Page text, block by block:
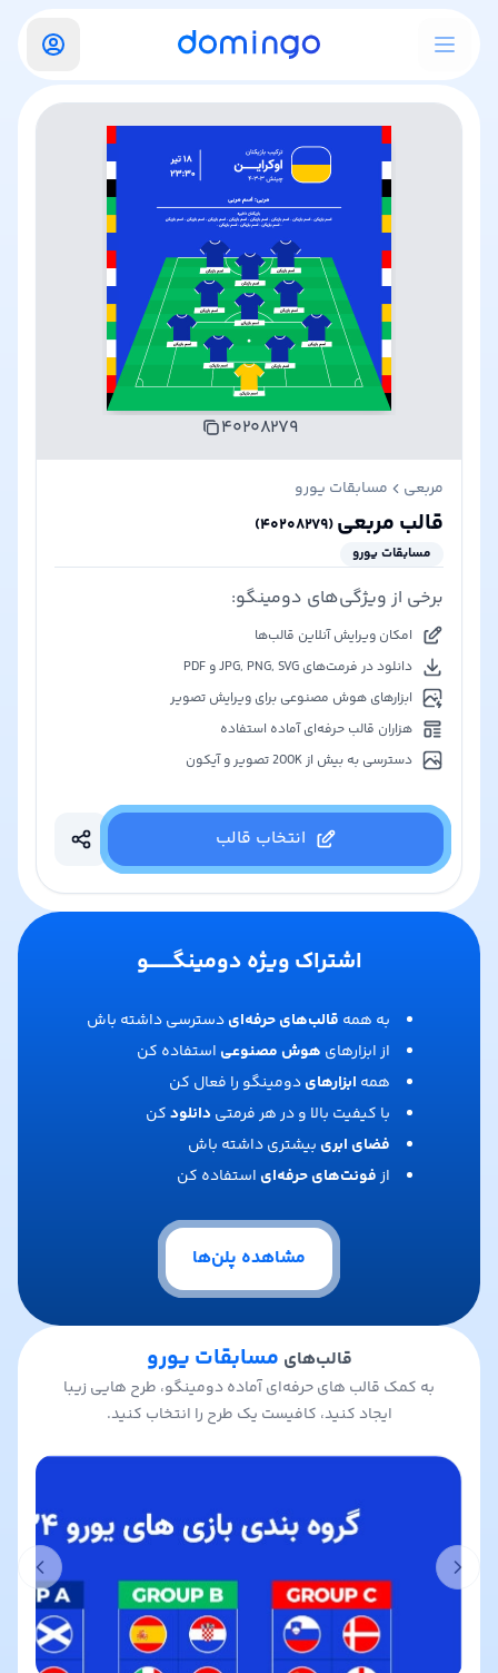
مربعی مسابقات یورو
قالب مربعی(۴۰۲۰۸۲۷۹)
مسابقات یورو
برخی از ویژگی‌های دومینگو:
امکان ویرایش آنلاین قالب‌ها
دانلود در فرمت‌های JPG, PNG, SVG و PDF
ابزارهای هوش مصنوعی برای ویرایش تصویر
هزاران قالب حرفه‌ای آماده استفاده
دسترسی به بیش از 200K تصویر و آیکون
انتخاب قالب
۴۰۲۰۸۲۷۹
اشتراک ویژه دومینگـــــــو
به همه قالب‌های حرفه‌ایدسترسی داشته باش
از ابزارهای هوش مصنوعی استفاده کن
همه ابزارهایدومینگو را فعال کن
با کیفیت بالا و در هر فرمتی دانلودکن
فضای ابری بیشتری داشته باش
ازفونت‌های حرفه‌ای استفاده کن
مشاهده پلن‌ها
قالب‌های مسابقات یورو
به کمک قالب های حرفه‌ای آماده دومینگو، طرح هایی زیبا
ایجاد کنید، کافیست یک طرح را انتخاب کنید.
Previous slide
slide